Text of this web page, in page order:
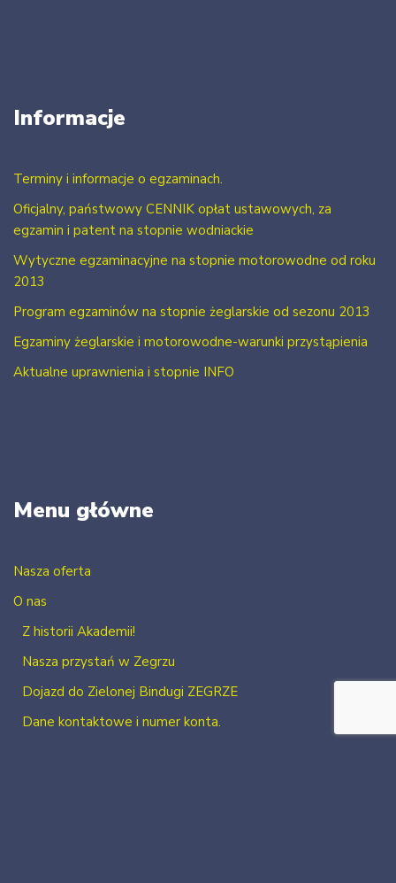
Informacje
Terminy i informacje o egzaminach.
Oficjalny, państwowy CENNIK opłat ustawowych, za
egzamin i patent na stopnie wodniackie
Wytyczne egzaminacyjne na stopnie motorowodne od roku
2013
Program egzaminów na stopnie żeglarskie od sezonu 2013
Egzaminy żeglarskie i motorowodne-warunki przystąpienia
Aktualne uprawnienia i stopnie INFO
Menu główne
Nasza oferta
O nas
Z historii Akademii!
Nasza przystań w Zegrzu
Dojazd do Zielonej Bindugi ZEGRZE
Dane kontaktowe i numer konta.